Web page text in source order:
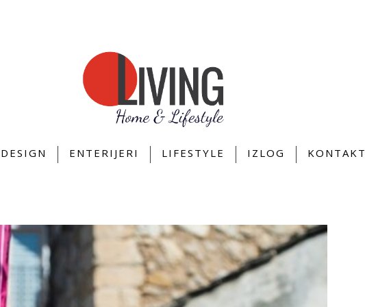
DESIGN ENTERIJERI LIFESTYLE IZLOG KONTAKT